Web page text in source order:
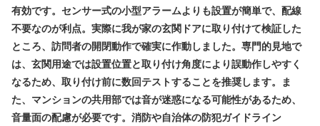
有効です。センサー式の小型アラームよりも設置が簡単で、配線
不要なのが利点。実際に我が家の玄関ドアに取り付けて検証した
ところ、訪問者の開閉動作で確実に作動しました。専門的見地で
は、玄関用途では設置位置と取り付け角度により誤動作しやすく
なるため、取り付け前に数回テストすることを推奨します。ま
た、マンションの共用部では音が迷惑になる可能性があるため、
音量面の配慮が必要です。消防や自治体の防犯ガイドライン